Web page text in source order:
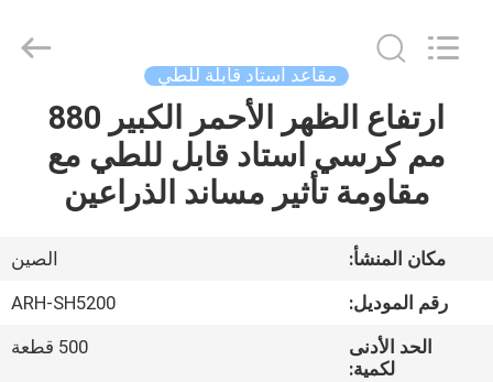
منزل،
بيت
معلومات
Commercial
Co.,Ltd.
مقاعد استاد قابلة للطي
ارتفاع الظهر الأحمر الكبير 880
مم كرسي استاد قابل للطي مع
مقاومة تأثير مساند الذراعين
مكان المنشأ:
الصين
رقم الموديل:
ARH-SH5200
الحد الأدنى
لكمية:
500 قطعة